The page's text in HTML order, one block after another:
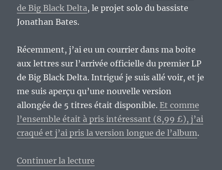
de Big Black Delta, le projet solo du bassiste
Jonathan Bates.
Récemment, j’ai eu un courrier dans ma boite
aux lettres sur l’arrivée officielle du premier LP
de Big Black Delta. Intrigué je suis allé voir, et je
me suis aperçu qu’une nouvelle version
allongée de 5 titres était disponible.Et comme
l’ensemble était à pris intéressant (8,99 £), j’ai
craqué et j’ai pris la version longue de l’album.
Continuer la lecture